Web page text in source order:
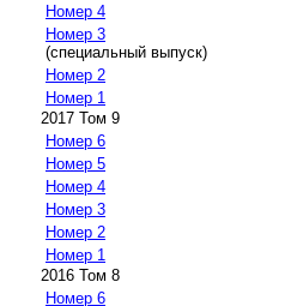
Номер 4
Номер 3
(специальный выпуск)
Номер 2
Номер 1
2017 Том 9
Номер 6
Номер 5
Номер 4
Номер 3
Номер 2
Номер 1
2016 Том 8
Номер 6